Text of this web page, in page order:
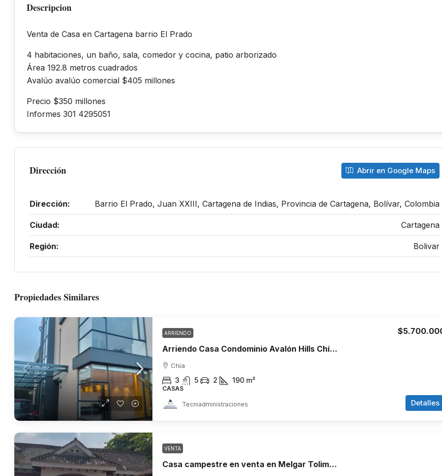
Descripcion
Venta de Casa en Cartagena barrio El Prado
4 habitaciones, un baño, sala, comedor y cocina, patio arborizado
Área 192.8 metros cuadrados
Avalúo avalúo comercial $405 millones
Precio $350 millones
Informes 301 4295051
Dirección Abrir en Google Maps
Dirección: Barrio El Prado, Juan XXIII, Cartagena de Indias, Provincia de Cartagena, Bolívar, Colombia
Ciudad: Cartagena
Región: Bolivar
Propiedades Similares
ARRIENDO
Arriendo Casa Condominio Avalón Hills Chía Cundinamarca
Chía
3 5 2 190 m²
CASAS
Detalles
Tecniadministraciones
VENTA
Casa campestre en venta en Melgar Tolima, Condominio Campo Hermoso